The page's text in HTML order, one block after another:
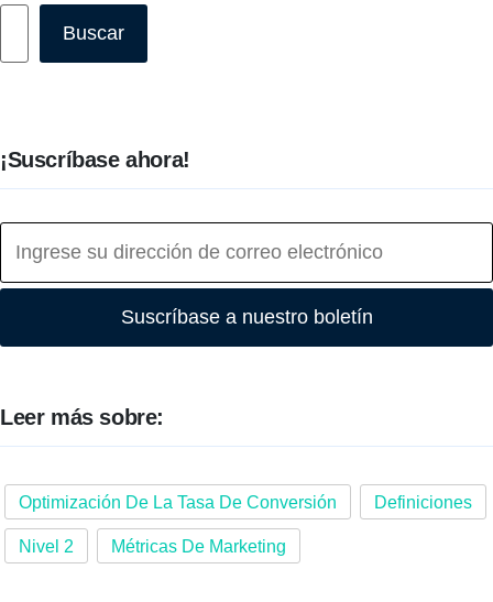
Buscar
¡Suscríbase ahora!
Suscríbase a nuestro boletín
Leer más sobre:
Optimización De La Tasa De Conversión Definiciones
Nivel 2 Métricas De Marketing